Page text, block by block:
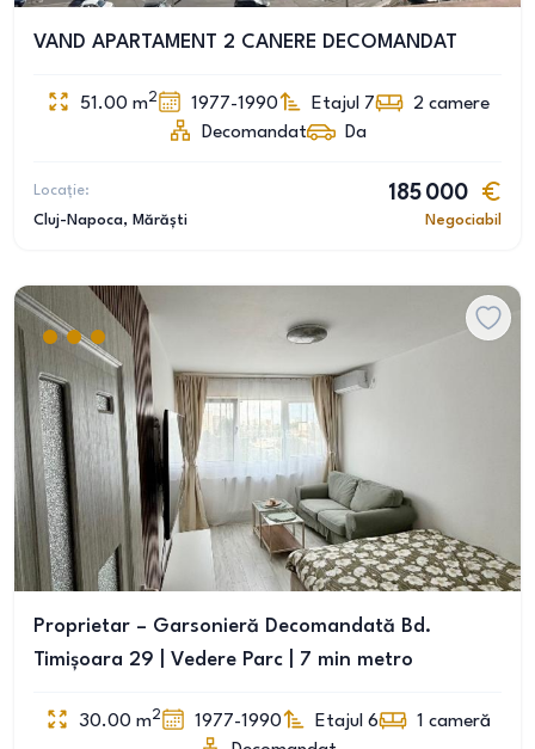
VAND APARTAMENT 2 CANERE DECOMANDAT
51.00 m2 1977-1990 Etajul 7 2 camere
Decomandat
Da
Locație:
Cluj-Napoca, Mărăști
185 000
Negociabil
Proprietar – Garsonieră Decomandată Bd.
Timișoara 29 | Vedere Parc | 7 min metro
30.00 m2 1977-1990 Etajul 6 1 cameră